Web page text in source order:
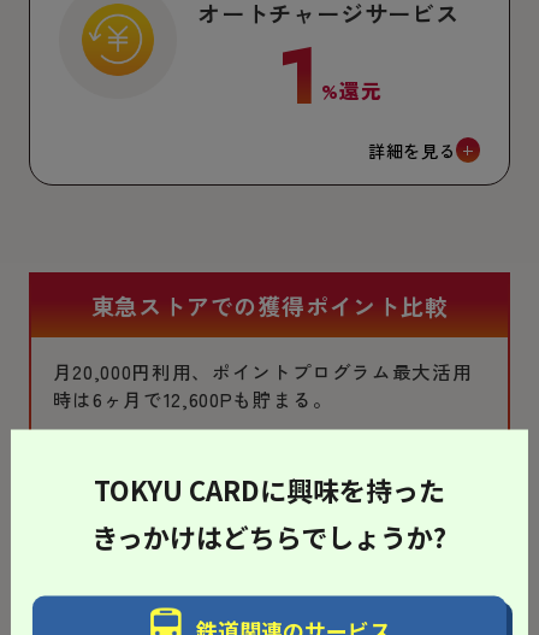
オートチャージサービス
1 %還元
詳細を見る
東急ストアでの獲得ポイント比較
月20,000円利用、ポイントプログラム最大活用
時は6ヶ月で12,600Pも貯まる。
TOKYU CARDに興味を持った
きっかけはどちらでしょうか?